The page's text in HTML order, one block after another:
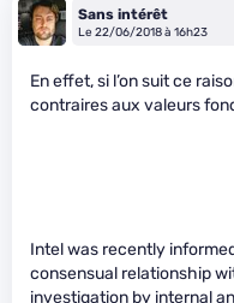
Sans intérêt
Le 22/06/2018 à 16h23
En effet, si l’on suit ce
contraires aux valeurs
Intel was recently
consensual relationship
investigation by internal